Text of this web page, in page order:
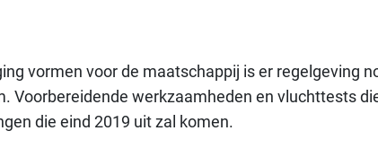
vormen voor de maatschappij is er regelgeving
Voorbereidende werkzaamheden en vluchttests
die eind 2019 uit zal komen.